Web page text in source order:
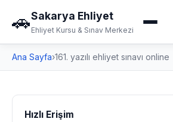
🚗Sakarya Ehliyet
Ehliyet Kursu & Sınav Merkezi
Ana Sayfa›161. yazılı ehliyet sınavı online
Hızlı Erişim